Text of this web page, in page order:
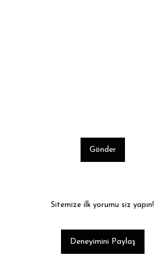
Gönder
Sitemize ilk yorumu siz yapın!
Deneyimini Paylaş